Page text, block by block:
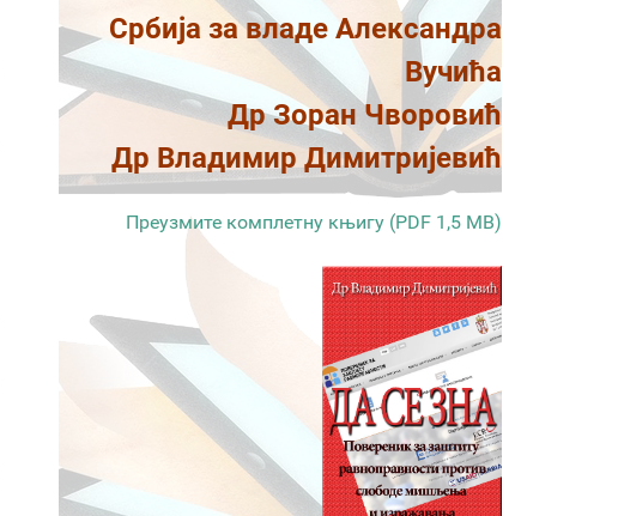
Србија за владе Александра
Вучића
Др Зоран Чворовић
Др Владимир Димитријевић
Преузмите комплетну књигу (PDF 1,5 MB)